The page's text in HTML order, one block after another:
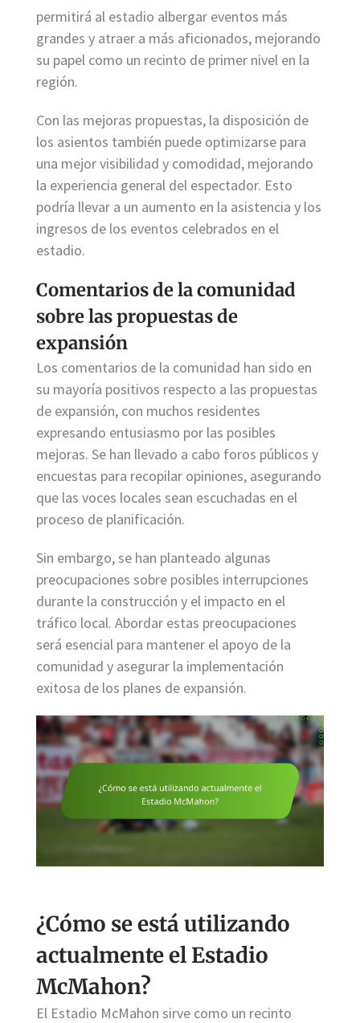
permitirá al estadio albergar eventos más
grandes y atraer a más aficionados, mejorando
su papel como un recinto de primer nivel en la
región.
Con las mejoras propuestas, la disposición de
los asientos también puede optimizarse para
una mejor visibilidad y comodidad, mejorando
la experiencia general del espectador. Esto
podría llevar a un aumento en la asistencia y los
ingresos de los eventos celebrados en el
estadio.
Comentarios de la comunidad
sobre las propuestas de
expansión
Los comentarios de la comunidad han sido en
su mayoría positivos respecto a las propuestas
de expansión, con muchos residentes
expresando entusiasmo por las posibles
mejoras. Se han llevado a cabo foros públicos y
encuestas para recopilar opiniones, asegurando
que las voces locales sean escuchadas en el
proceso de planificación.
Sin embargo, se han planteado algunas
preocupaciones sobre posibles interrupciones
durante la construcción y el impacto en el
tráfico local. Abordar estas preocupaciones
será esencial para mantener el apoyo de la
comunidad y asegurar la implementación
exitosa de los planes de expansión.
¿Cómo se está utilizando
actualmente el Estadio
McMahon?
El Estadio McMahon sirve como un recinto